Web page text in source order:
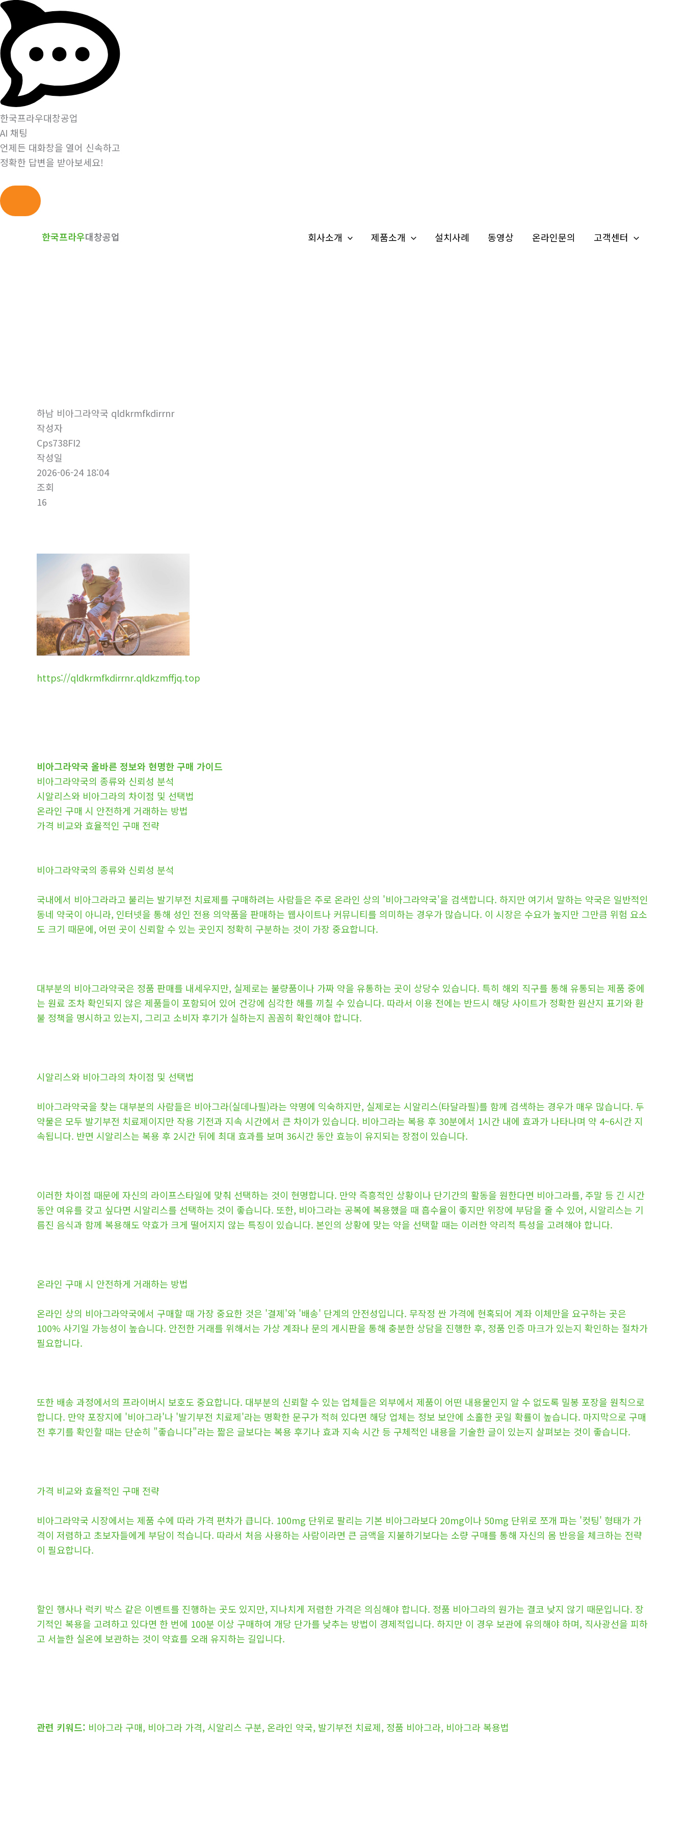
한국프라우대창공업
AI 채팅
언제든 대화창을 열어 신속하고
정확한 답변을 받아보세요!
한국프라우대창공업 회사소개 제품소개 설치사례 동영상 온라인문의 고객센터
하남 비아그라약국 qldkrmfkdirrnr
작성자
Cps738FI2
작성일
2026-06-24 18:04
조회
16
https://qldkrmfkdirrnr.qldkzmffjq.top
비아그라약국 올바른 정보와 현명한 구매 가이드
비아그라약국의 종류와 신뢰성 분석
시알리스와 비아그라의 차이점 및 선택법
온라인 구매 시 안전하게 거래하는 방법
가격 비교와 효율적인 구매 전략
비아그라약국의 종류와 신뢰성 분석
국내에서 비아그라라고 불리는 발기부전 치료제를 구매하려는 사람들은 주로 온라인 상의 '비아그라약국'을 검색합니다. 하지만 여기서 말하는 약국은 일반적인
동네 약국이 아니라, 인터넷을 통해 성인 전용 의약품을 판매하는 웹사이트나 커뮤니티를 의미하는 경우가 많습니다. 이 시장은 수요가 높지만 그만큼 위험 요소
도 크기 때문에, 어떤 곳이 신뢰할 수 있는 곳인지 정확히 구분하는 것이 가장 중요합니다.
대부분의 비아그라약국은 정품 판매를 내세우지만, 실제로는 불량품이나 가짜 약을 유통하는 곳이 상당수 있습니다. 특히 해외 직구를 통해 유통되는 제품 중에
는 원료 조차 확인되지 않은 제품들이 포함되어 있어 건강에 심각한 해를 끼칠 수 있습니다. 따라서 이용 전에는 반드시 해당 사이트가 정확한 원산지 표기와 환
불 정책을 명시하고 있는지, 그리고 소비자 후기가 실하는지 꼼꼼히 확인해야 합니다.
시알리스와 비아그라의 차이점 및 선택법
비아그라약국을 찾는 대부분의 사람들은 비아그라(실데나필)라는 약명에 익숙하지만, 실제로는 시알리스(타달라필)를 함께 검색하는 경우가 매우 많습니다. 두
약물은 모두 발기부전 치료제이지만 작용 기전과 지속 시간에서 큰 차이가 있습니다. 비아그라는 복용 후 30분에서 1시간 내에 효과가 나타나며 약 4~6시간 지
속됩니다. 반면 시알리스는 복용 후 2시간 뒤에 최대 효과를 보며 36시간 동안 효능이 유지되는 장점이 있습니다.
이러한 차이점 때문에 자신의 라이프스타일에 맞춰 선택하는 것이 현명합니다. 만약 즉흥적인 상황이나 단기간의 활동을 원한다면 비아그라를, 주말 등 긴 시간
동안 여유를 갖고 싶다면 시알리스를 선택하는 것이 좋습니다. 또한, 비아그라는 공복에 복용했을 때 흡수율이 좋지만 위장에 부담을 줄 수 있어, 시알리스는 기
름진 음식과 함께 복용해도 약효가 크게 떨어지지 않는 특징이 있습니다. 본인의 상황에 맞는 약을 선택할 때는 이러한 약리적 특성을 고려해야 합니다.
온라인 구매 시 안전하게 거래하는 방법
온라인 상의 비아그라약국에서 구매할 때 가장 중요한 것은 '결제'와 '배송' 단계의 안전성입니다. 무작정 싼 가격에 현혹되어 계좌 이체만을 요구하는 곳은
100% 사기일 가능성이 높습니다. 안전한 거래를 위해서는 가상 계좌나 문의 게시판을 통해 충분한 상담을 진행한 후, 정품 인증 마크가 있는지 확인하는 절차가
필요합니다.
또한 배송 과정에서의 프라이버시 보호도 중요합니다. 대부분의 신뢰할 수 있는 업체들은 외부에서 제품이 어떤 내용물인지 알 수 없도록 밀봉 포장을 원칙으로
합니다. 만약 포장지에 '비아그라'나 '발기부전 치료제'라는 명확한 문구가 적혀 있다면 해당 업체는 정보 보안에 소홀한 곳일 확률이 높습니다. 마지막으로 구매
전 후기를 확인할 때는 단순히 "좋습니다"라는 짧은 글보다는 복용 후기나 효과 지속 시간 등 구체적인 내용을 기술한 글이 있는지 살펴보는 것이 좋습니다.
가격 비교와 효율적인 구매 전략
비아그라약국 시장에서는 제품 수에 따라 가격 편차가 큽니다. 100mg 단위로 팔리는 기본 비아그라보다 20mg이나 50mg 단위로 쪼개 파는 '컷팅' 형태가 가
격이 저렴하고 초보자들에게 부담이 적습니다. 따라서 처음 사용하는 사람이라면 큰 금액을 지불하기보다는 소량 구매를 통해 자신의 몸 반응을 체크하는 전략
이 필요합니다.
할인 행사나 럭키 박스 같은 이벤트를 진행하는 곳도 있지만, 지나치게 저렴한 가격은 의심해야 합니다. 정품 비아그라의 원가는 결코 낮지 않기 때문입니다. 장
기적인 복용을 고려하고 있다면 한 번에 100분 이상 구매하여 개당 단가를 낮추는 방법이 경제적입니다. 하지만 이 경우 보관에 유의해야 하며, 직사광선을 피하
고 서늘한 실온에 보관하는 것이 약효를 오래 유지하는 길입니다.
관련 키워드: 비아그라 구매, 비아그라 가격, 시알리스 구분, 온라인 약국, 발기부전 치료제, 정품 비아그라, 비아그라 복용법